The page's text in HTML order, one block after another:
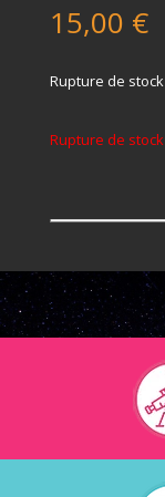
15,00 €
Rupture de stock
Rupture de stock